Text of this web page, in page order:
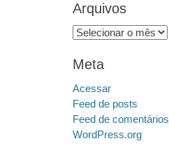
Arquivos
Arquivos
Meta
Acessar
Feed de posts
Feed de comentários
WordPress.org